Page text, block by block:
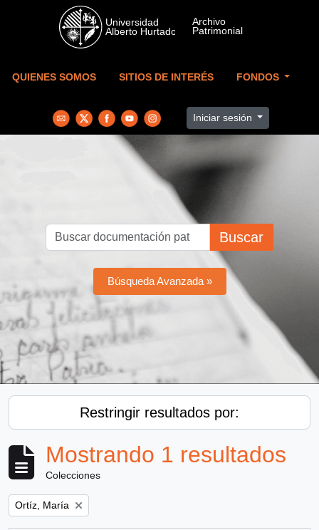
Skip to main content
QUIENES SOMOS SITIOS DE INTERÉS FONDOS
Iniciar sesión
Buscar
Búsqueda Avanzada »
Restringir resultados por:
Mostrando 1 resultados
Colecciones
Remove filter:
Ortíz, María